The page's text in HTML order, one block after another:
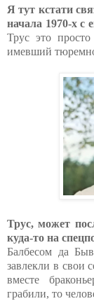
Я тут кстати
начала 1970-х с
Трус это
имевший
Трус, может
куда-то на
Балбесом да
завлекли в свои
вместе
грабили, то